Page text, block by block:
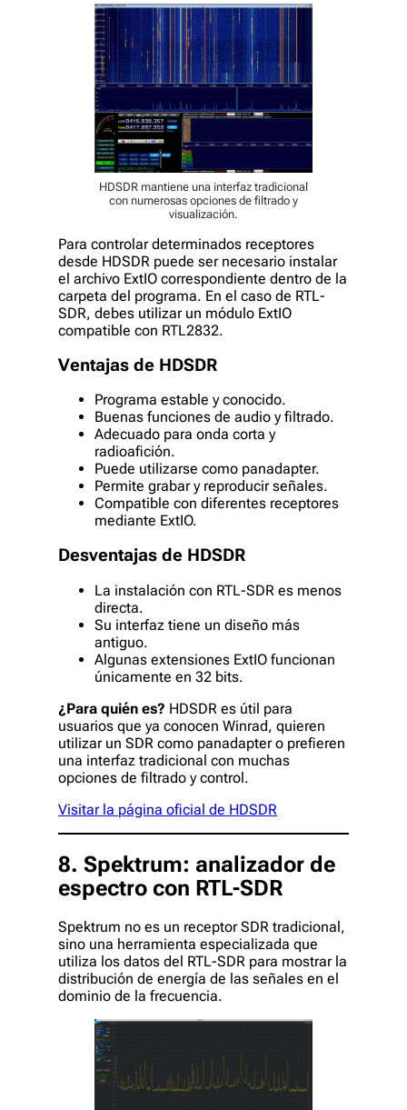
HDSDR mantiene una interfaz tradicional
con numerosas opciones de filtrado y
visualización.
Para controlar determinados receptores
desde HDSDR puede ser necesario instalar
el archivo ExtIO correspondiente dentro de la
carpeta del programa. En el caso de RTL-
SDR, debes utilizar un módulo ExtIO
compatible con RTL2832.
Ventajas de HDSDR
Programa estable y conocido.
Buenas funciones de audio y filtrado.
Adecuado para onda corta y
radioafición.
Puede utilizarse como panadapter.
Permite grabar y reproducir señales.
Compatible con diferentes receptores
mediante ExtIO.
Desventajas de HDSDR
La instalación con RTL-SDR es menos
directa.
Su interfaz tiene un diseño más
antiguo.
Algunas extensiones ExtIO funcionan
únicamente en 32 bits.
¿Para quién es? HDSDR es útil para
usuarios que ya conocen Winrad, quieren
utilizar un SDR como panadapter o prefieren
una interfaz tradicional con muchas
opciones de filtrado y control.
Visitar la página oficial de HDSDR
8. Spektrum: analizador de
espectro con RTL-SDR
Spektrum no es un receptor SDR tradicional,
sino una herramienta especializada que
utiliza los datos del RTL-SDR para mostrar la
distribución de energía de las señales en el
dominio de la frecuencia.